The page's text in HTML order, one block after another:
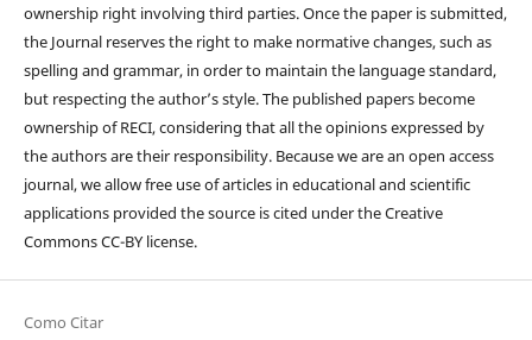
ownership right involving third parties. Once the paper is submitted,
the Journal reserves the right to make normative changes, such as
spelling and grammar, in order to maintain the language standard,
but respecting the author’s style. The published papers become
ownership of RECI, considering that all the opinions expressed by
the authors are their responsibility. Because we are an open access
journal, we allow free use of articles in educational and scientific
applications provided the source is cited under the Creative
Commons CC-BY license.
Como Citar